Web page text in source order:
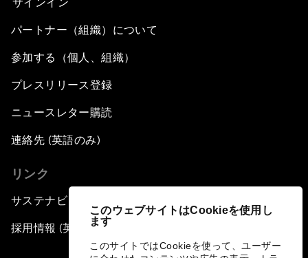
このウェブサイトはCookieを使用し
ます
このサイトではCookieを使って、ユーザー
サインイン
パートナー（組織）について
参加する（個人、組織）
プレスリリース登録
ニュースレター購読
連絡先 (英語のみ)
リンク
サステナビリティへの取り組み
採用情報 (英語のみ)